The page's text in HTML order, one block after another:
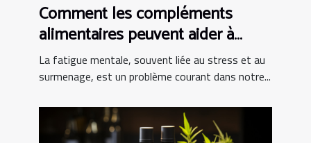
Comment les compléments
alimentaires peuvent aider à
combattre la fatigue mentale
La fatigue mentale, souvent liée au stress et au
surmenage, est un problème courant dans notre...